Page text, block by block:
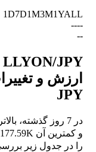
1D7D1M3M1YALL
--
--
--
JPY